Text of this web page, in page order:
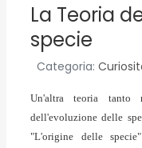
La Teoria
specie
Categoria:
Un'altra teoria tanto
dell'evoluzione delle
"L'origine delle